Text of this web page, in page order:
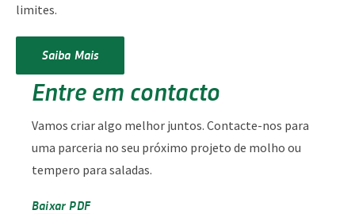
limites.
Saiba Mais
Entre em contacto
Vamos criar algo melhor juntos. Contacte-nos para
uma parceria no seu próximo projeto de molho ou
tempero para saladas.
Baixar PDF